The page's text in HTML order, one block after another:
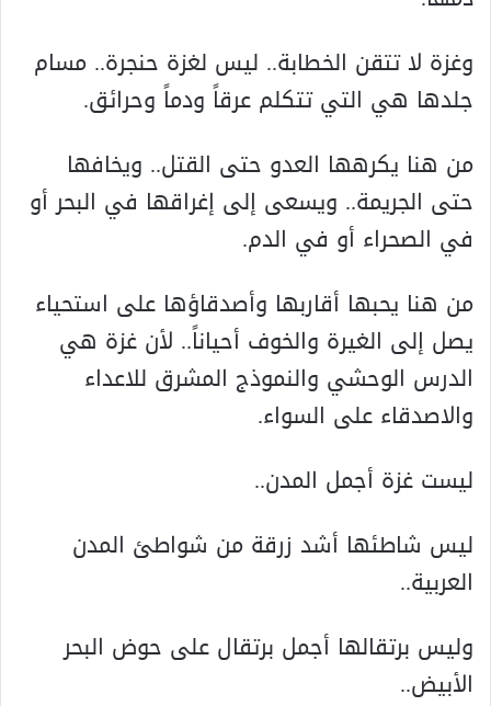
وغزة لا تتقن الخطابة.. ليس لغزة حنجرة.. مسام
جلدها هي التي تتکلم عرقاً ودماً وحرائق.
من هنا يکرهها العدو حتى القتل.. ويخافها
حتى الجريمة.. ويسعى إلى إغراقها في البحر أو
في الصحراء أو في الدم.
من هنا يحبها أقاربها وأصدقاؤها على استحياء
يصل إلى الغيرة والخوف أحياناً.. لأن غزة هي
الدرس الوحشي والنموذج المشرق للاعداء
والاصدقاء على السواء.
ليست غزة أجمل المدن..
ليس شاطئها أشد زرقة من شواطئ المدن
العربية..
وليس برتقالها أجمل برتقال على حوض البحر
الأبيض..